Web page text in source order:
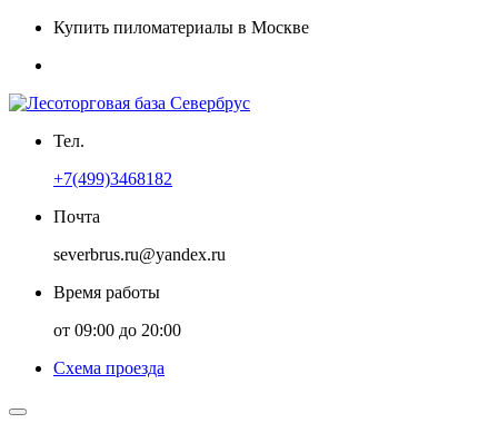
Купить пиломатериалы в Москве
Тел.
+7(499)3468182
Почта
severbrus.ru@yandex.ru
Время работы
от 09:00 до 20:00
Схема проезда